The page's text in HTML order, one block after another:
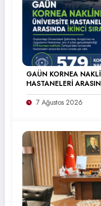
GAÜN KORNEA
HASTANELERİ
7 Ağustos 2026